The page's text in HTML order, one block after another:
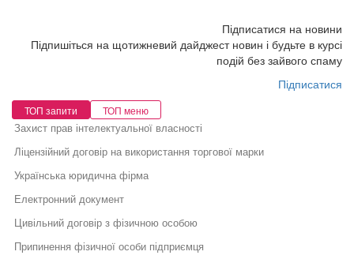
Підписатися на новини
Підпишіться на щотижневий дайджест новин і будьте в курсі
подій без зайвого спаму
Підписатися
ТОП запити ТОП меню
Захист прав інтелектуальної власності
Ліцензійний договір на використання торгової марки
Українська юридична фірма
Електронний документ
Цивільний договір з фізичною особою
Припинення фізичної особи підприємця